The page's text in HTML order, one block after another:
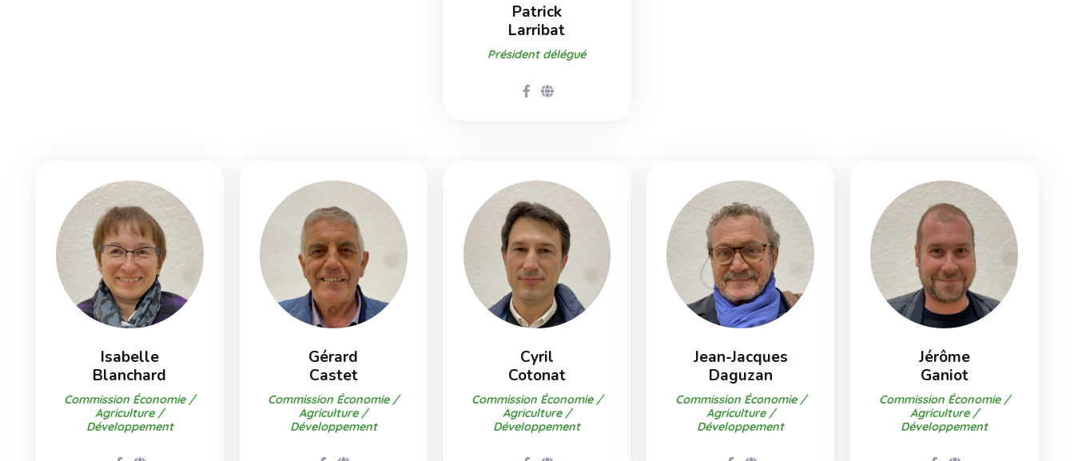
Patrick
Larribat
Président délégué
Isabelle
Blanchard
Commission Économie /
Agriculture /
Développement
Gérard
Castet
Commission Économie /
Agriculture /
Développement
Cyril
Cotonat
Commission Économie /
Agriculture /
Développement
Jean-Jacques
Daguzan
Commission Économie /
Agriculture /
Développement
Jérôme
Ganiot
Commission Économie /
Agriculture /
Développement